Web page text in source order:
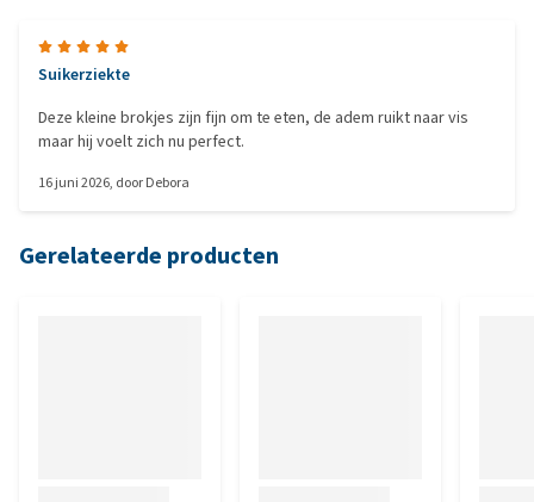
Suikerziekte
Deze kleine brokjes zijn fijn om te eten, de adem ruikt naar vis
maar hij voelt zich nu perfect.
16 juni 2026, doorDebora
Gerelateerde producten